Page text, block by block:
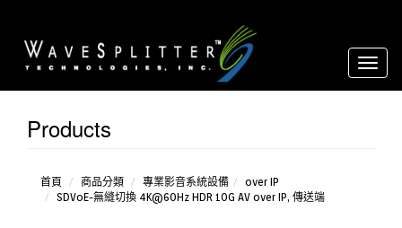
影像
延長
Products
首頁 商品分類 專業影音系統設備
over IP
SDVoE-無縫切換 4K@60Hz HDR 10G AV over IP, 傳送端